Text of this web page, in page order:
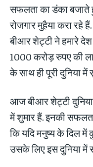
सफलता का डंका बजाते
रोजगार मुहैया करा रहे
बीआर शेट्टी ने हमारे
1000 करोड़ रुपए की
के साथ ही पूरी दुनिया में
आज बीआर शेट्टी
में शुमार हैं. इनकी
कि यदि मनुष्य के दिल में
उसके लिए इस दुनिया